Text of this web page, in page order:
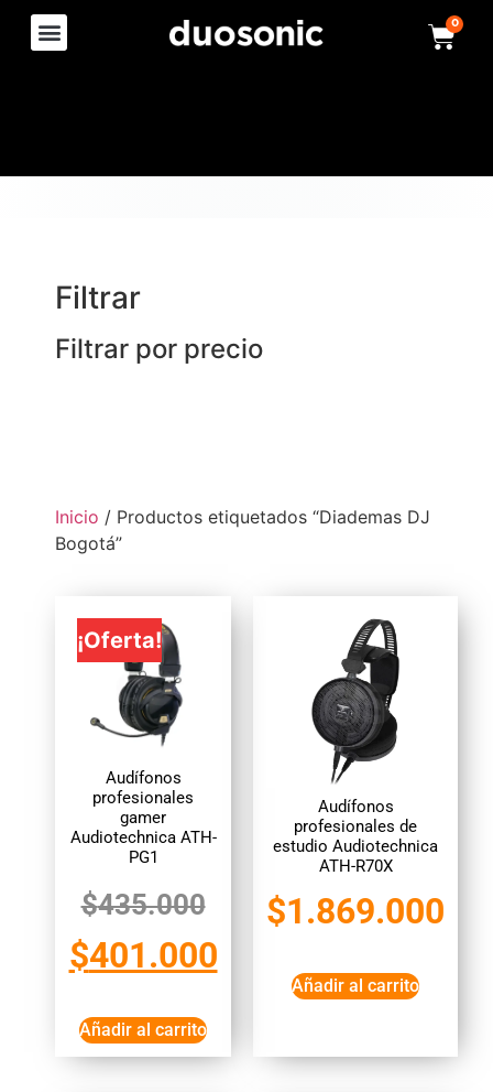
0
Filtrar
Filtrar por precio
Inicio / Productos etiquetados “Diademas DJ
Bogotá”
¡Oferta!
Audífonos
profesionales
gamer
Audiotechnica ATH-
PG1
$435.000
$401.000
Añadir al carrito
Audífonos
profesionales de
estudio Audiotechnica
ATH-R70X
$1.869.000
Añadir al carrito